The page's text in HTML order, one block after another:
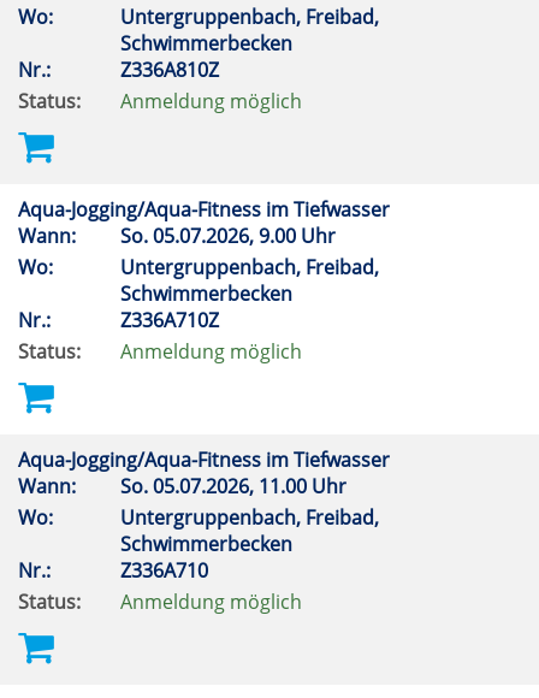
Wo:
Untergruppenbach, Freibad,
Schwimmerbecken
Nr.:
Z336A810Z
Status:
Anmeldung möglich
Aqua-Jogging/Aqua-Fitness im Tiefwasser
Wann:
So.05.07.2026, 9.00 Uhr
Wo:
Untergruppenbach, Freibad,
Schwimmerbecken
Nr.:
Z336A710Z
Status:
Anmeldung möglich
Aqua-Jogging/Aqua-Fitness im Tiefwasser
Wann:
So.05.07.2026, 11.00 Uhr
Wo:
Untergruppenbach, Freibad,
Schwimmerbecken
Nr.:
Z336A710
Status:
Anmeldung möglich